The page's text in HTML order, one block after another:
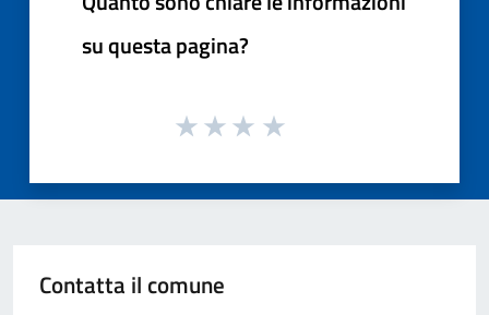
su questa pagina?
Contatta il comune